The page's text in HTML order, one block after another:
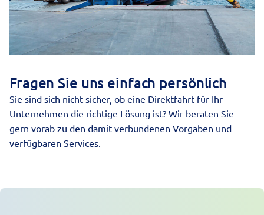
Fragen Sie uns einfach persönlich
Sie sind sich nicht sicher, ob eine Direktfahrt für Ihr
Unternehmen die richtige Lösung ist? Wir beraten Sie
gern vorab zu den damit verbundenen Vorgaben und
verfügbaren Services.